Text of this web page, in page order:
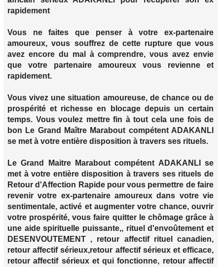
rapidement
Vous ne faites que penser à votre ex-partenaire
amoureux, vous souffrez de cette rupture que vous
avez encore du mal à comprendre, vous avez envie
que votre partenaire amoureux vous revienne et
rapidement.
Vous vivez une situation amoureuse, de chance ou de
prospérité et richesse en blocage depuis un certain
temps. Vous voulez mettre fin à tout cela une fois de
bon Le Grand Maître Marabout compétent ADAKANLI
se met à votre entière disposition à travers ses rituels.
Le Grand Maitre Marabout compétent ADAKANLI se
met à votre entière disposition à travers ses rituels de
Retour d'Affection Rapide pour vous permettre de faire
revenir votre ex-partenaire amoureux dans votre vie
sentimentale, activé et augmenter votre chance, ouvrir
votre prospérité, vous faire quitter le chômage grâce à
une aide spirituelle puissante,, rituel d'envoûtement et
DESENVOUTEMENT , retour affectif rituel canadien,
retour affectif sérieux,retour affectif sérieux et efficace,
retour affectif sérieux et qui fonctionne, retour affectif